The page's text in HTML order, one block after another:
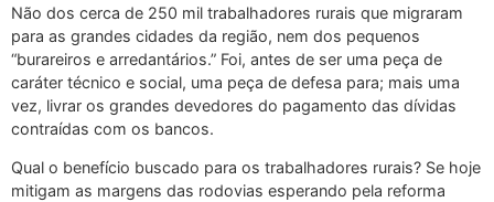
Não dos cerca de 250 mil trabalhadores rurais que migraram
para as grandes cidades da região, nem dos pequenos
“burareiros e arredantários.” Foi, antes de ser uma peça de
caráter técnico e social, uma peça de defesa para; mais uma
vez, livrar os grandes devedores do pagamento das dívidas
contraídas com os bancos.
Qual o benefício buscado para os trabalhadores rurais? Se hoje
mitigam as margens das rodovias esperando pela reforma